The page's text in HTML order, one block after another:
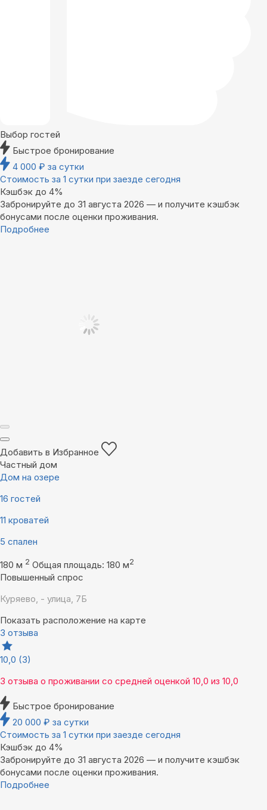
Выбор гостей
Быстрое бронирование
4 000 ₽ за сутки
Стоимость за 1 сутки при заезде сегодня
Кэшбэк до 4%
Забронируйте до 31 августа 2026 — и получите кэшбэк
бонусами после оценки проживания.
Подробнее
Добавить в Избранное
Частный дом
Дом на озере
16 гостей
11 кроватей
5 спален
180 м 2 Общая площадь: 180 м2
Повышенный спрос
Куряево, - улица, 7Б
Показать расположение на карте
3 отзыва
10,0 (3)
3 отзыва о проживании со средней оценкой 10,0 из 10,0
Быстрое бронирование
20 000 ₽ за сутки
Стоимость за 1 сутки при заезде сегодня
Кэшбэк до 4%
Забронируйте до 31 августа 2026 — и получите кэшбэк
бонусами после оценки проживания.
Подробнее